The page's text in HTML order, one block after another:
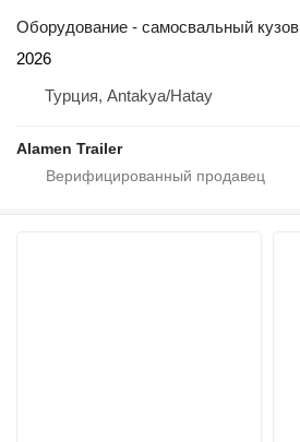
Оборудование - самосвальный кузов
2026
Турция, Antakya/Hatay
Alamen Trailer